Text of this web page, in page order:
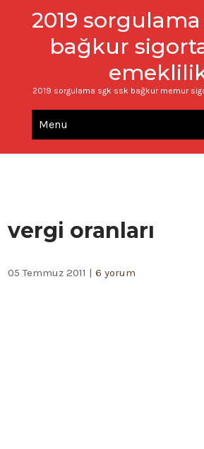
2019
bağkur
2019 sorgulama sgk ssk bağkur memur
Menu
vergi oranları
05 Temmuz 2011 |6 yorum